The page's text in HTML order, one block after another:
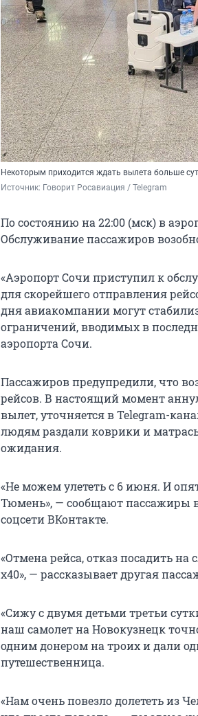
Некоторым приходится ждать вылета больше
Источник: Говорит Росавиация / Telegram
По состоянию на 22:00 (мск) в
Обслуживание пассажиров
«Аэропорт Сочи приступил к
для скорейшего отправления
дня авиакомпании могут
ограничений, вводимых в
аэропорта Сочи.
Пассажиров предупредили, что
рейсов. В настоящий момент
вылет, уточняется в Telegram-
людям раздали коврики и
ожидания.
«Не можем улететь с 6 июня. И
Тюмень», — сообщают пассажиры
соцсети ВКонтакте.
«Отмена рейса, отказ посадить
х40», — рассказывает другая
«Сижу с двумя детьми третьи
наш самолет на Новокузнецк
одним донером на троих и дали
путешественница.
«Нам очень повезло долететь из